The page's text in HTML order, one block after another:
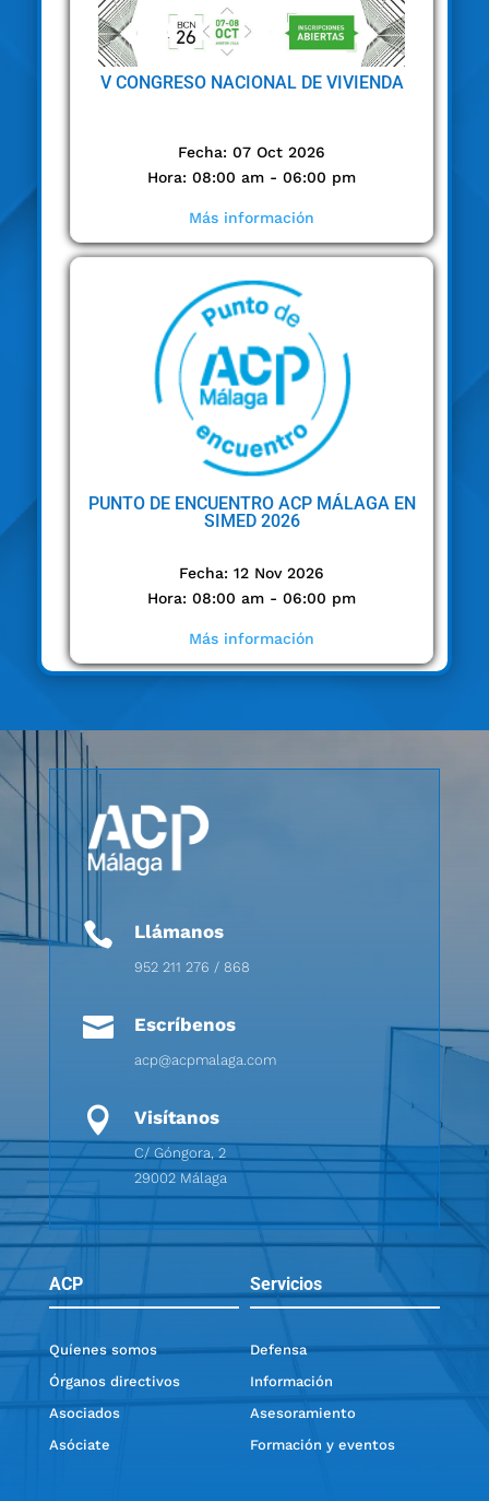
V CONGRESO NACIONAL DE VIVIENDA
Fecha: 07 Oct 2026
Hora: 08:00 am - 06:00 pm
Más información
PUNTO DE ENCUENTRO ACP MÁLAGA EN
SIMED 2026
Fecha: 12 Nov 2026
Hora: 08:00 am - 06:00 pm
Más información
 Llámanos
952 211 276 / 868
 Escríbenos
acp@acpmalaga.com
 Visítanos
C/ Góngora, 2
29002 Málaga
ACP Servicios
Quíenes somos
Órganos directivos
Asociados
Asóciate
Defensa
Información
Asesoramiento
Formación y eventos